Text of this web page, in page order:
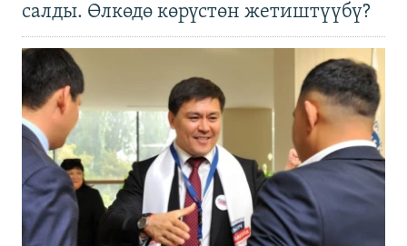
салды. Өлкөдө көрүстөн жетиштүүбү?